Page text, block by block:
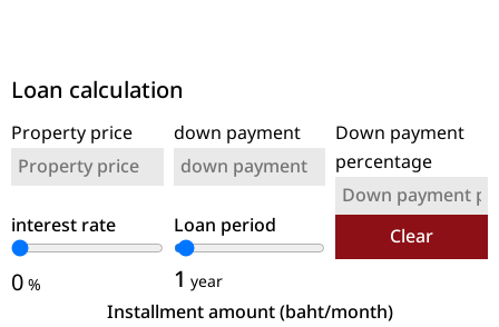
Loan calculation
Property price down payment
Down payment
percentage
interest rate
0%
Loan period
1 year
Clear
Installment amount (baht/month)